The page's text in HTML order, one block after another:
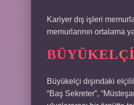
Kariyer dış işleri
memurlarının ortalama
Büyükelçi dışındaki
“Baş Sekreter”,